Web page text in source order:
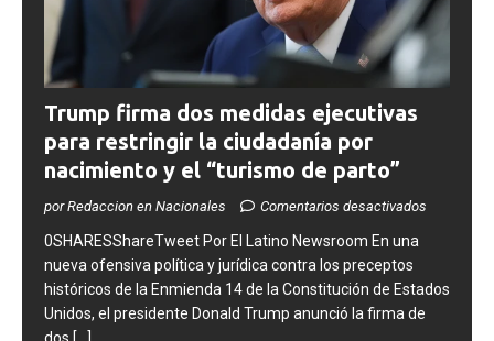
Trump firma dos medidas ejecutivas
para restringir la ciudadanía por
nacimiento y el “turismo de parto”
0SHARESShareTweet ​Por El Latino Newsroom ​En una
nueva ofensiva política y jurídica contra los preceptos
históricos de la Enmienda 14 de la Constitución de Estados
Unidos, el presidente Donald Trump anunció la firma de